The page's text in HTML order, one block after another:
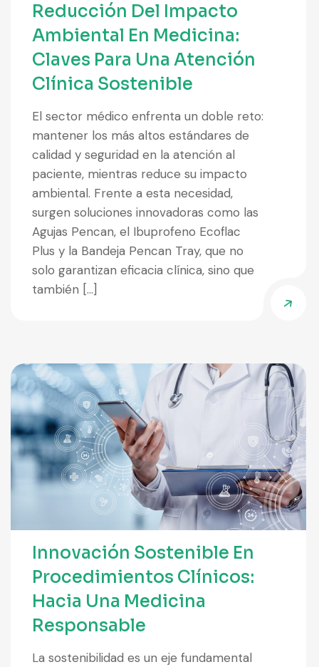
Reducción Del Impacto
Ambiental En Medicina:
Claves Para Una Atención
Clínica Sostenible
El sector médico enfrenta un doble reto:
mantener los más altos estándares de
calidad y seguridad en la atención al
paciente, mientras reduce su impacto
ambiental. Frente a esta necesidad,
surgen soluciones innovadoras como las
Agujas Pencan, el Ibuprofeno Ecoflac
Plus y la Bandeja Pencan Tray, que no
solo garantizan eficacia clínica, sino que
también […]
Innovación Sostenible En
Procedimientos Clínicos:
Hacia Una Medicina
Responsable
La sostenibilidad es un eje fundamental